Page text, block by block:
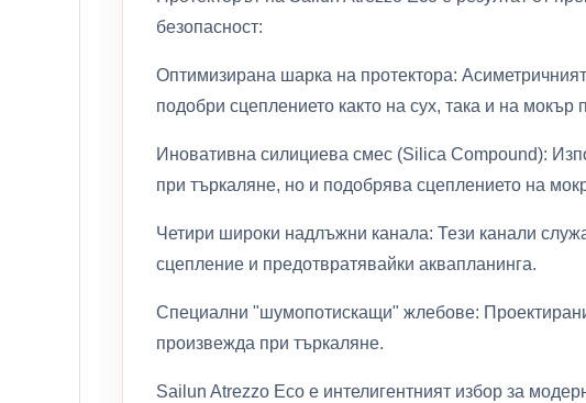
безопасност:
Оптимизирана шарка на протектора:
подобри сцеплението както на сух, така и на мокър
Иновативна силициева смес (Silica Compound):
при търкаляне, но и подобрява сцеплението на
Четири широки надлъжни канала: Тези канали
сцепление и предотвратявайки аквапланинга.
Специални "шумопотискащи" жлебове:
произвежда при търкаляне.
Sailun Atrezzo Eco е интелигентният избор за